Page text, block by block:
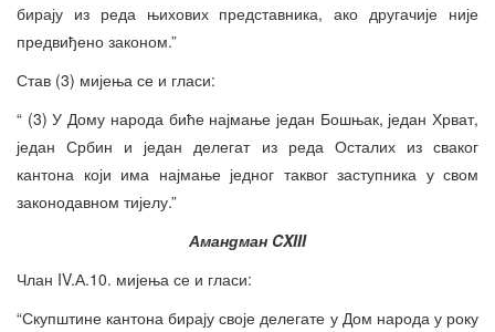
бирају из реда њихових представника, ако другачије није
предвиђено законом.”
Став (3) мијења се и гласи:
“ (3) У Дому народа биће најмање један Бошњак, један Хрват,
један Србин и један делегат из реда Осталих из сваког
кантона који има најмање једног таквог заступника у свом
законодавном тијелу.”
Амандман CXIII
Члан IV.А.10. мијења се и гласи:
“Скупштине кантона бирају своје делегате у Дом народа у року